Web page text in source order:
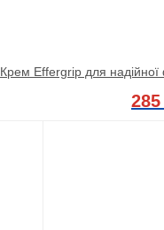
Крем Effergrip для надійної
285